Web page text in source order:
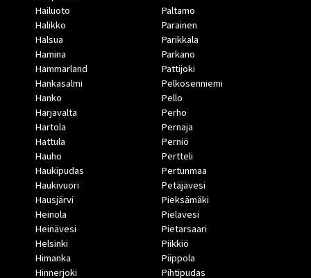
Hailuoto
Halikko
Halsua
Hamina
Hammarland
Hankasalmi
Hanko
Harjavalta
Hartola
Hattula
Hauho
Haukipudas
Haukivuori
Hausjärvi
Heinola
Heinävesi
Helsinki
Himanka
Hinnerjoki
Paltamo
Parainen
Parikkala
Parkano
Pattijoki
Pelkosenniemi
Pello
Perho
Pernaja
Perniö
Pertteli
Pertunmaa
Petäjävesi
Pieksämäki
Pielavesi
Pietarsaari
Piikkiö
Piippola
Pihtipudas